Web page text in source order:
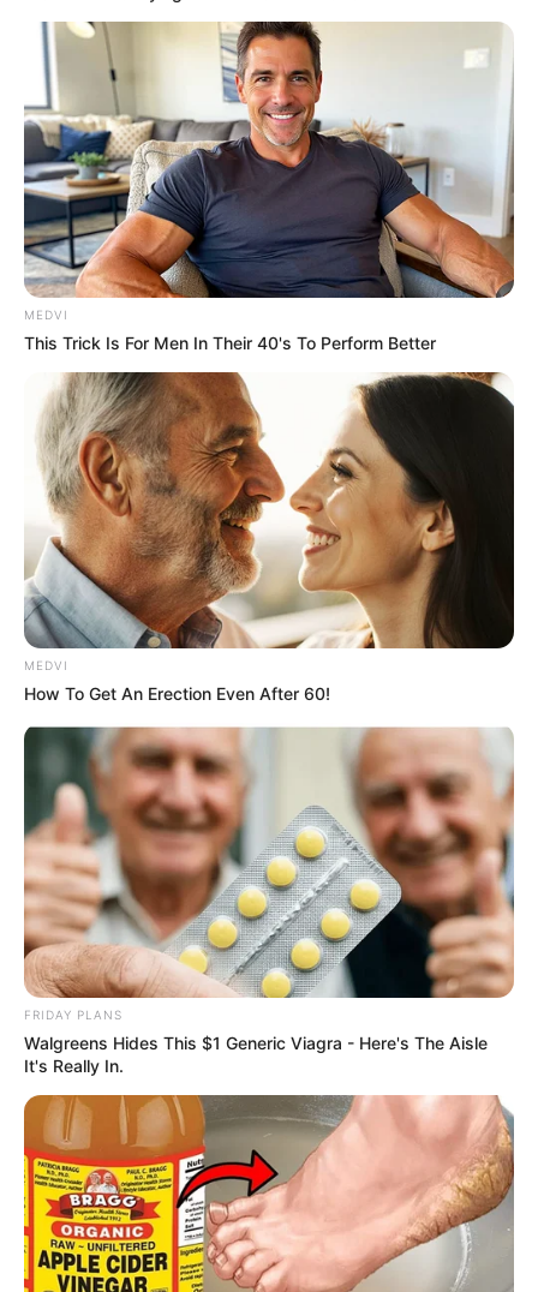
MEDVI
This Trick Is For Men In Their 40's To Perform Better
MEDVI
How To Get An Erection Even After 60!
FRIDAY PLANS
Walgreens Hides This $1 Generic Viagra - Here's The Aisle
It's Really In.